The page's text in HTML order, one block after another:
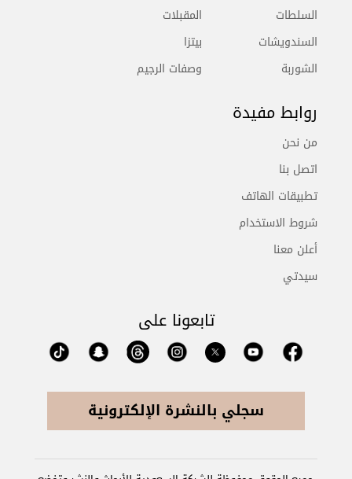
السلطات
السندويشات
الشوربة
المقبلات
بيتزا
وصفات الرجيم
روابط مفيدة
من نحن
اتصل بنا
تطبيقات الهاتف
شروط الاستخدام
أعلن معنا
سيدتي
تابعونا على
سجلي بالنشرة الإلكترونية